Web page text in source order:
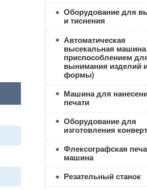
Оборудование для
и тиснения
Автоматическая
высекальная машина
приспособлением
вынимания изделий
формы)
Машина для
печати
Оборудование для
изготовления
Флексографская
машина
Резательный станок